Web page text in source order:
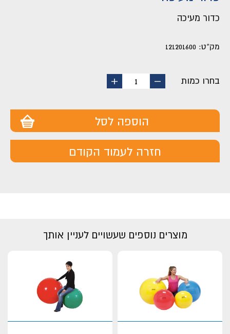
כדור מעיכה
מק"ט: 121201600
בחרו כמות
החסר
1
הוסף
הוספה לסל
חזרה לעמוד הקודם
מוצרים נוספים שעשויים לעניין אותך